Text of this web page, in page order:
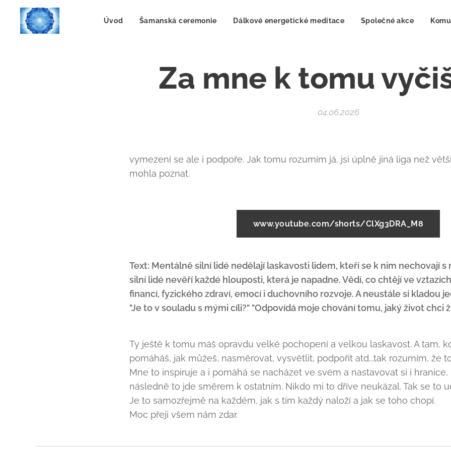
Úvod Šamanská ceremonie Dálkové energetické meditace Společné akce
Za mne k tomu
04.06.2026
vymezení se ale i podpoře. Jak tomu rozumím já, jsi úplně jiná liga než
mohla poznat.
www.youtube.com/shorts/ClXg3DRA_M8
Text: Mentálně silní lidé nedělají laskavosti lidem, kteří se k nim nechovají
silní lidé nevěří každé hlouposti, která je napadne. Vědí, co chtějí ve
financí, fyzického zdraví, emocí i duchovního rozvoje. A neustále si kladou
"Je to v souladu s mými cíli?" "Odpovídá moje chování tomu, jaký život chci
Ty ještě k tomu máš opravdu velké pochopení a velkou laskavost. A tam,
pomáháš, jak můžeš, nasměrovat, vysvětlit, podpořit atd...tak rozumím, že
Mne to inspiruje a i pomáhá se nacházet ve svém a nastavovat si i
následně to jde směrem k ostatním. Nikdo mi to dříve neukázal. Tak se to
Je to samozřejmě na každém, jak s tím každý naloží a jak se toho chopí.
Moc přeji všem nám zdar.